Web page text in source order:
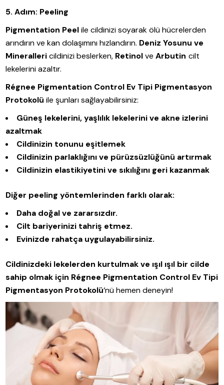
5. Adım: Peeling
Pigmentation Peelile cildinizi soyarak ölü hücrelerden
arındırın ve kan dolaşımını hızlandırın. Deniz Yosunu ve
Minerallericildinizi beslerken, RetinolveArbutin cilt
lekelerini azaltır.
Régnee Pigmentation Control Ev Tipi Pigmentasyon
Protokolü ile şunları sağlayabilirsiniz:
Güneş lekelerini, yaşlılık lekelerini ve akne izlerini
azaltmak
Cildinizin tonunu eşitlemek
Cildinizin parlaklığını ve pürüzsüzlüğünü artırmak
Cildinizin elastikiyetini ve sıkılığını geri kazanmak
Diğer peeling yöntemlerinden farklı olarak:
Daha doğal ve zararsızdır.
Cilt bariyerinizi tahriş etmez.
Evinizde rahatça uygulayabilirsiniz.
Cildinizdeki lekelerden kurtulmak ve ışıl ışıl bir cilde
sahip olmak için Régnee Pigmentation Control Ev Tipi
Pigmentasyon Protokolü‘nü hemen deneyin!